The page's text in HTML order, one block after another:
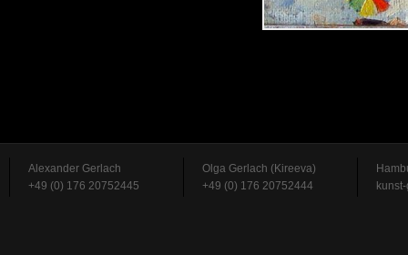
Alexander Gerlach
+49 (0) 176 20752445
Olga Gerlach (Kireeva)
+49 (0) 176 20752444